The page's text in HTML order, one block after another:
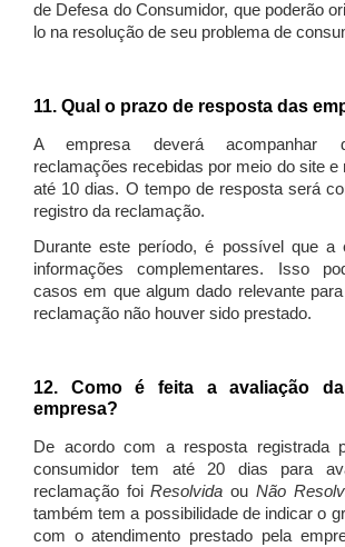
de Defesa do Consumidor, que poderão
lo na resolução de seu problema de
11. Qual o prazo de resposta das
A empresa deverá acompanhar
reclamações recebidas por meio do site e
até 10 dias. O tempo de resposta será
registro da reclamação.
Durante este período, é possível que a
informações complementares. Isso
casos em que algum dado relevante
reclamação não houver sido prestado.
12. Como é feita a avaliação
empresa?
De acordo com a resposta registrada
consumidor tem até 20 dias para
reclamação foiResolvida ou Não
também tem a possibilidade de indicar o
com o atendimento prestado pela